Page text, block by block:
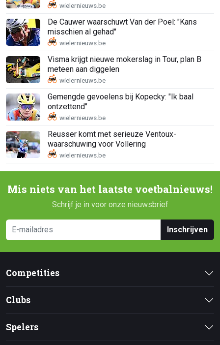
De Cauwer waarschuwt Van der Poel: "Kans
misschien al gehad"
Visma krijgt nieuwe mokerslag in Tour, plan B
meteen aan diggelen
Gemengde gevoelens bij Kopecky: "Ik baal
ontzettend"
Reusser komt met serieuze Ventoux-
waarschuwing voor Vollering
Mis niets van het laatste voetbalnieuws!
Schrijf je in voor onze nieuwsbrief
Inschrijven
Competities
Clubs
Spelers